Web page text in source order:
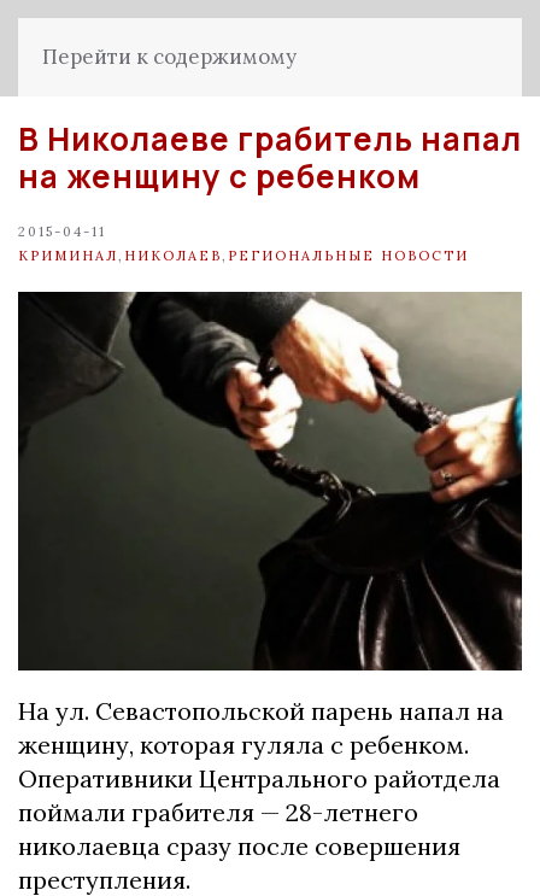
Перейти к содержимому
В Николаеве грабитель напал
на женщину с ребенком
2015-04-11
КРИМИНАЛ НИКОЛАЕВ РЕГИОНАЛЬНЫЕ НОВОСТИ
На ул. Севастопольской парень напал на
женщину, которая гуляла с ребенком.
Оперативники Центрального райотдела
поймали грабителя — 28-летнего
николаевца сразу после совершения
преступления.